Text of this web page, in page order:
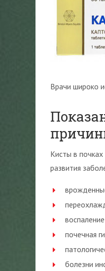
Врачи широко
Кисты в
развития
почечная
болезни